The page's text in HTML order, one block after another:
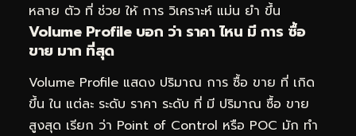
หลาย ตัว ที่ ช่วย ให้ การ วิเคราะห์ แม่น ยำ ขึ้น
Volume Profile บอก ว่า ราคา ไหน มี การ ซื้อ
ขาย มาก ที่สุด
Volume Profile แสดง ปริมาณ การ ซื้อ ขาย ที่ เกิด
ขึ้น ใน แต่ละ ระดับ ราคา ระดับ ที่ มี ปริมาณ ซื้อ ขาย
สูงสุด เรียก ว่า Point of Control หรือ POC มัก ทำ